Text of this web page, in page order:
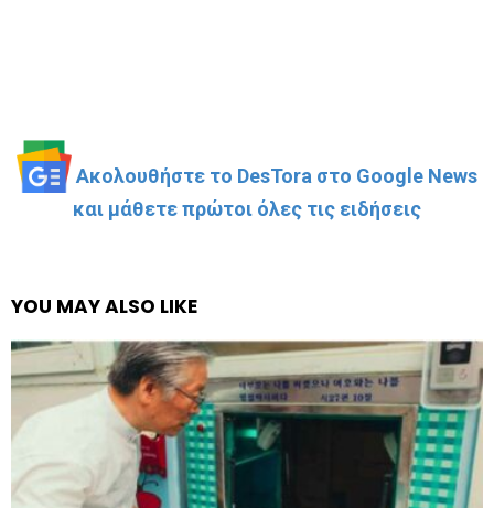
Ακολουθήστε το DesTora στο Google News
και μάθετε πρώτοι όλες τις ειδήσεις
YOU MAY ALSO LIKE